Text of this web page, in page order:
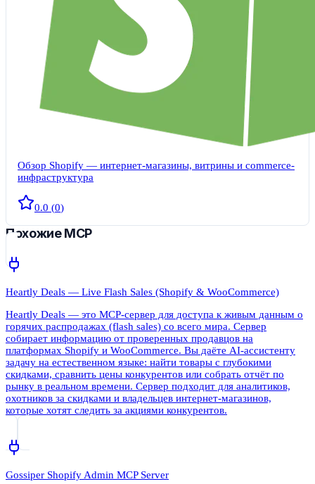
Обзор Shopify — интернет-магазины, витрины и commerce-
инфраструктура
0.0 (0)
Похожие MCP
Heartly Deals — Live Flash Sales (Shopify & WooCommerce)
Heartly Deals — это MCP-сервер для доступа к живым данным о
горячих распродажах (flash sales) со всего мира. Сервер
собирает информацию от проверенных продавцов на
платформах Shopify и WooCommerce. Вы даёте AI-ассистенту
задачу на естественном языке: найти товары с глубокими
скидками, сравнить цены конкурентов или собрать отчёт по
рынку в реальном времени. Сервер подходит для аналитиков,
охотников за скидками и владельцев интернет-магазинов,
которые хотят следить за акциями конкурентов.
Gossiper Shopify Admin MCP Server